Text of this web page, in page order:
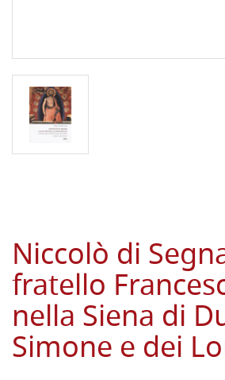
Niccolò di
fratello
nella Siena di
Simone e dei